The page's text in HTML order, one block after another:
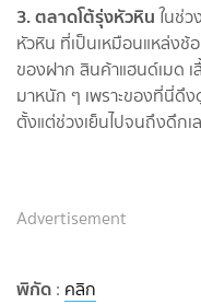
3. ตลาดโต้รุ่งหัวหินในช่ว
หัวหิน ที่เป็นเหมือนแหล่งช้
ของฝาก สินค้าแฮนด์เมด เ
มาหนัก ๆ เพราะของที่นี่ดึ
ตั้งแต่ช่วงเย็นไปจนถึงดึกเ
Advertisement
พิกัด : คลิก